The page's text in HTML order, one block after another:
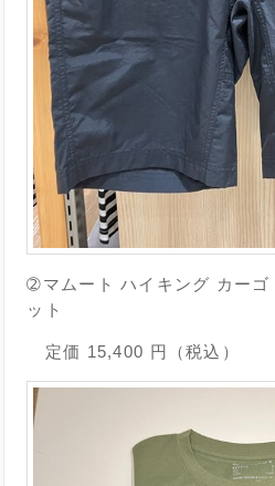
➁マムート ハイキング カーゴ
ット
定価 15,400 円（税込）